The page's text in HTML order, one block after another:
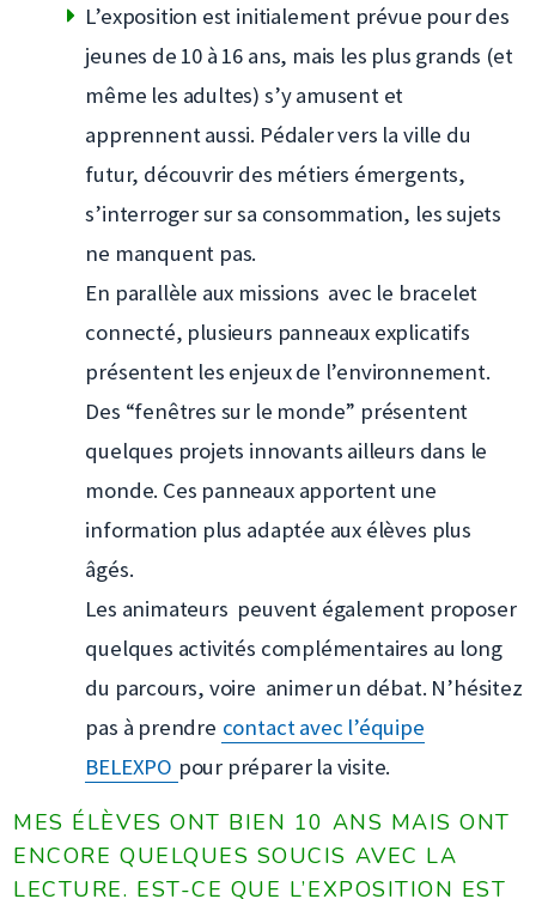
L’exposition est initialement prévue pour des
jeunes de 10 à 16 ans, mais les plus grands (et
même les adultes) s’y amusent et
apprennent aussi. Pédaler vers la ville du
futur, découvrir des métiers émergents,
s’interroger sur sa consommation, les sujets
ne manquent pas.
En parallèle aux missions avec le bracelet
connecté, plusieurs panneaux explicatifs
présentent les enjeux de l’environnement.
Des “fenêtres sur le monde” présentent
quelques projets innovants ailleurs dans le
monde. Ces panneaux apportent une
information plus adaptée aux élèves plus
âgés.
Les animateurs peuvent également proposer
quelques activités complémentaires au long
du parcours, voire animer un débat. N’hésitez
pas à prendre contact avec l’équipe
BELEXPO pour préparer la visite.
MES ÉLÈVES ONT BIEN 10 ANS MAIS ONT
ENCORE QUELQUES SOUCIS AVEC LA
LECTURE. EST-CE QUE L’EXPOSITION EST